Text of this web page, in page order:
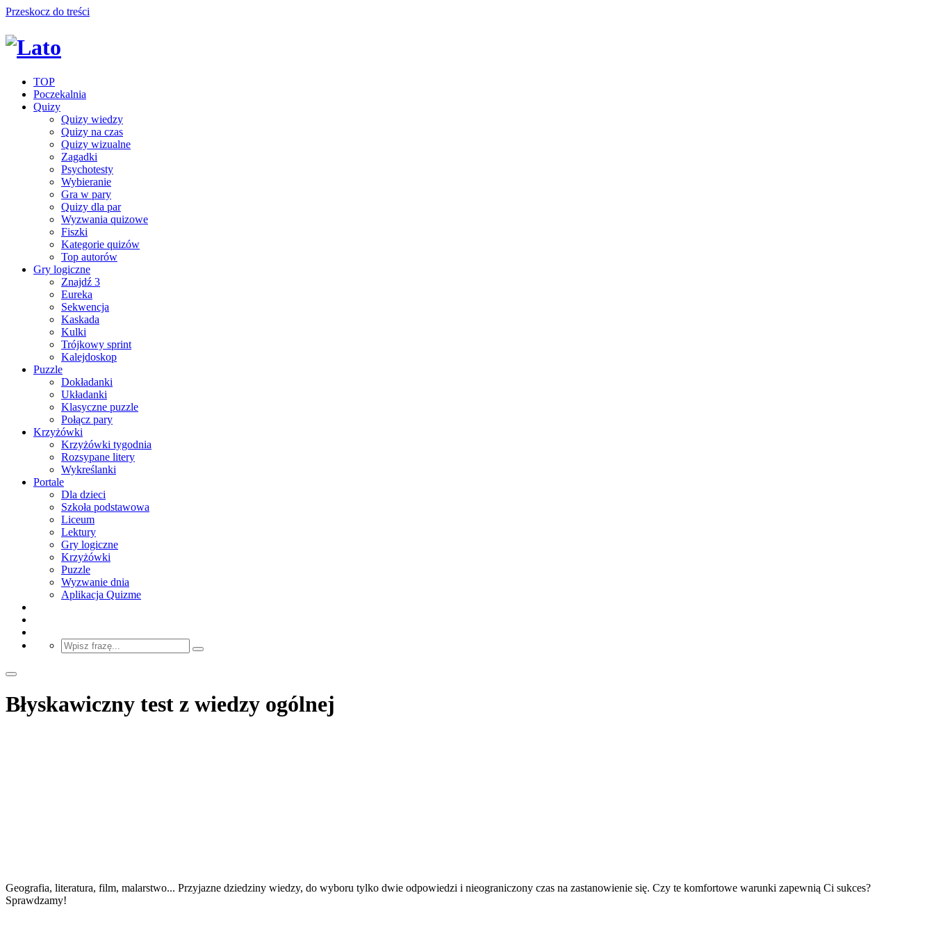
Przeskocz do treści
TOP
Poczekalnia
Quizy
Quizy wiedzy
Quizy na czas
Quizy wizualne
Zagadki
Psychotesty
Wybieranie
Gra w pary
Quizy dla par
Wyzwania quizowe
Fiszki
Kategorie quizów
Top autorów
Gry logiczne
Znajdź 3
Eureka
Sekwencja
Kaskada
Kulki
Trójkowy sprint
Kalejdoskop
Puzzle
Dokładanki
Układanki
Klasyczne puzzle
Połącz pary
Krzyżówki
Krzyżówki tygodnia
Rozsypane litery
Wykreślanki
Portale
Dla dzieci
Szkoła podstawowa
Liceum
Lektury
Gry logiczne
Krzyżówki
Puzzle
Wyzwanie dnia
Aplikacja Quizme
Błyskawiczny test z wiedzy ogólnej
Geografia, literatura, film, malarstwo... Przyjazne dziedziny wiedzy, do wyboru tylko dwie odpowiedzi i nieograniczony czas na zastanowienie się. Czy te komfortowe warunki zapewnią Ci sukces?
Sprawdzamy!